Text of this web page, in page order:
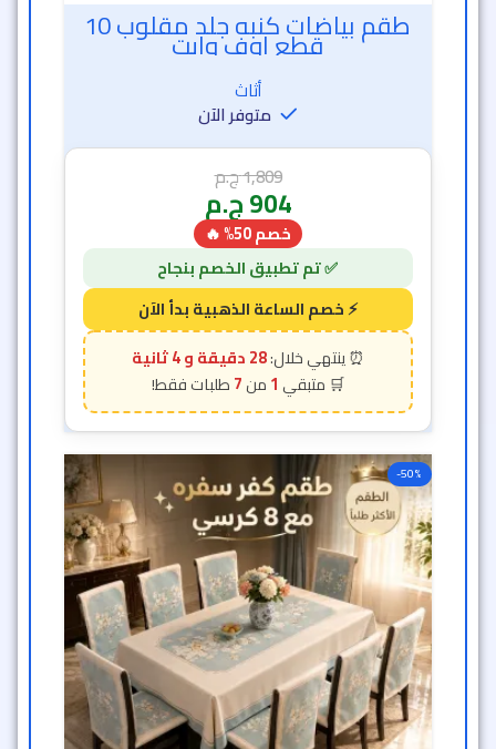
طقم بياضات كنبه جلد مقلوب 10 قطع اوف وايت
أثاث
متوفر الآن
1,809ج.م
904ج.م
خصم 50% 🔥
28 دقيقة و 2 ثانية
1
7
-50%